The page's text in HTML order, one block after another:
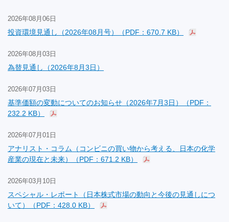
2026年08月06日
投資環境見通し（2026年08月号）（PDF：670.7 KB）
2026年08月03日
為替見通し（2026年8月3日）
2026年07月03日
基準価額の変動についてのお知らせ（2026年7月3日）（PDF：
232.2 KB）
2026年07月01日
アナリスト・コラム（コンビニの買い物から考える、日本の化学
産業の現在と未来）（PDF：671.2 KB）
2026年03月10日
スペシャル・レポート（日本株式市場の動向と今後の見通しにつ
いて）（PDF：428.0 KB）